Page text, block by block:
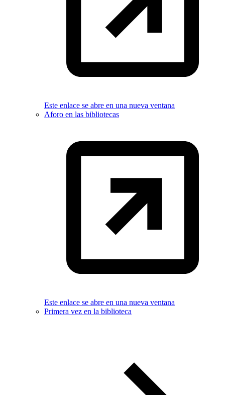
Este enlace se abre en una nueva ventana
Aforo en las bibliotecas
Este enlace se abre en una nueva ventana
Primera vez en la biblioteca